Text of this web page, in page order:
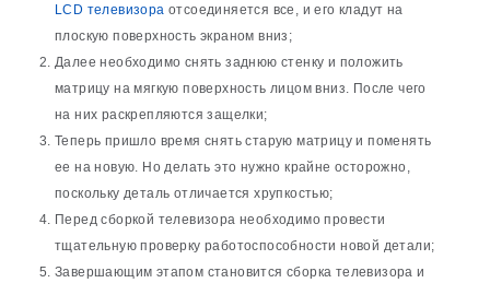
LCD телевизора отсоединяется все, и его кладут на
плоскую поверхность экраном вниз;
Далее необходимо снять заднюю стенку и положить
матрицу на мягкую поверхность лицом вниз. После чего
на них раскрепляются защелки;
Теперь пришло время снять старую матрицу и поменять
ее на новую. Но делать это нужно крайне осторожно,
поскольку деталь отличается хрупкостью;
Перед сборкой телевизора необходимо провести
тщательную проверку работоспособности новой детали;
Завершающим этапом становится сборка телевизора и